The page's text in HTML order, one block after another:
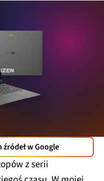
w Google
z serii